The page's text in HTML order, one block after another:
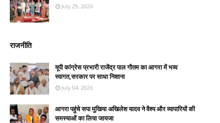
July 29, 2026
राजनीति
यूपी कांग्रेस प्रभारी राजेंद्र पाल गौतम का आगरा में भव्य
स्वागत,सरकार पर साधा निशाना
July 04, 2026
आगरा पहुंचे सपा मुखिया अखिलेश यादव ने वैश्य और व्यापारियों की
समस्याओं का लिया जायजा